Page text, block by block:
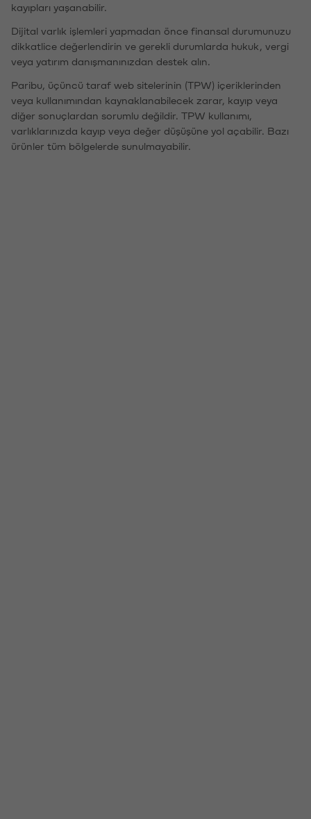
kayıpları yaşanabilir.
Dijital varlık işlemleri yapmadan önce finansal durumunuzu
dikkatlice değerlendirin ve gerekli durumlarda hukuk, vergi
veya yatırım danışmanınızdan destek alın.
Paribu, üçüncü taraf web sitelerinin (TPW) içeriklerinden
veya kullanımından kaynaklanabilecek zarar, kayıp veya
diğer sonuçlardan sorumlu değildir. TPW kullanımı,
varlıklarınızda kayıp veya değer düşüşüne yol açabilir. Bazı
ürünler tüm bölgelerde sunulmayabilir.